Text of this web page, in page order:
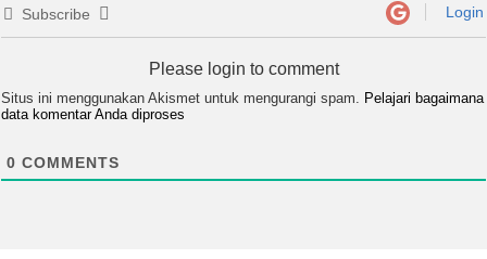
Subscribe Login
Please login to comment
Situs ini menggunakan Akismet untuk mengurangi spam.
Pelajari bagaimana
data komentar Anda diproses
0 COMMENTS